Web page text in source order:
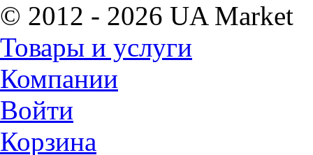
© 2012 - 2026 UA Market
Товары и услуги
Компании
Войти
Корзина